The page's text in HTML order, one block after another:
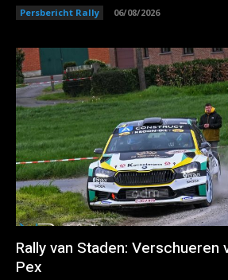
Persbericht Rally 06/08/2026
Rally van Staden:
Pex